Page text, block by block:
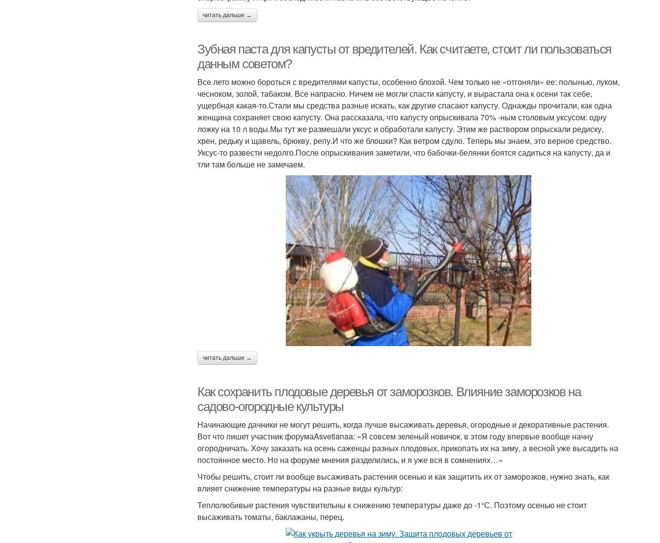
читать дальше →
Зубная паста для капусты от вредителей. Как считаете, стоит ли пользоваться
данным советом?
Все лето можно бороться с вредителями капусты, особенно блохой. Чем только не «отгоняли» ее: полынью, луком,
чесно­ком, золой, табаком. Все напрасно. Ничем не могли спасти капусту, и вырастала она к осени так себе,
ущербная какая-то.Стали мы средства разные искать, как другие спасают капу­сту. Однажды прочитали, как одна
женщина сохраняет свою капусту. Она рассказала, что капусту опрыскивала 70% -ным столовым уксусом: одну
ложку на 10 л воды.Мы тут же размешали уксус и обработали капусту. Этим же раствором опрыскали редиску,
хрен, редьку и щавель, брюкву, репу.И что же блошки? Как ветром сдуло. Теперь мы знаем, это верное средство.
Уксус-то развести недолго.После опрыскивания заметили, что бабочки-бе­лянки боятся садиться на капусту, да и
тли там больше не замечаем.
читать дальше →
Как сохранить плодовые деревья от заморозков. Влияние заморозков на
садово-огородные культуры
Начинающие дачники не могут решить, когда лучше высаживать деревья, огородные и декоративные растения.
Вот что пишет участник форумаAsvetlanaa: «Я совсем зеленый новичок, в этом году впервые вообще начну
огородничать. Хочу заказать на осень саженцы разных плодовых, прикопать их на зиму, а весной уже высадить на
постоянное место. Но на форуме мнения разделились, и я уже вся в сомнениях…»
Чтобы решить, стоит ли вообще высаживать растения осенью и как защитить их от заморозков, нужно знать, как
влияет снижение температуры на разные виды культур:
Теплолюбивые растения чувствительны к снижению температуры даже до -1°С. Поэтому осенью не стоит
высаживать томаты, баклажаны, перец.